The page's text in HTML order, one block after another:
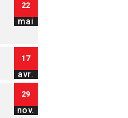
22
mai
17
avr.
29
nov.